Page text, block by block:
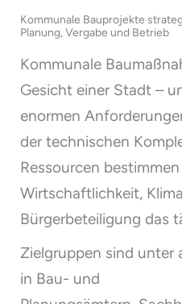
Kommunale Bauprojekte
Planung, Vergabe und Betrieb
Kommunale
Gesicht einer Stadt –
enormen
der technischen
Ressourcen
Wirtschaftlichkeit,
Bürgerbeteiligung das
Zielgruppen sind unter
in Bau- und